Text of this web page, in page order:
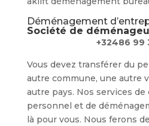
Déménagement
Société de
+32486 99
Vous devez transférer du
autre commune, une autre
autre pays. Nos services
personnel et de
là pour vous. Nous ferons